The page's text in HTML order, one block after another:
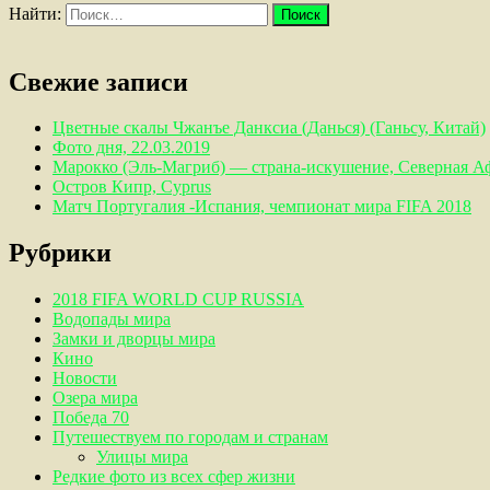
Найти:
Свежие записи
Цветные скалы Чжанъе Данксиа (Данься) (Ганьсу, Китай)
Фото дня, 22.03.2019
Марокко (Эль-Магриб) — страна-искушение, Северная
Остров Кипр, Cyprus
Матч Португалия -Испания, чемпионат мира FIFA 2018
Рубрики
2018 FIFA WORLD CUP RUSSIA
Водопады мира
Замки и дворцы мира
Кино
Новости
Озера мира
Победа 70
Путешествуем по городам и странам
Улицы мира
Редкие фото из всех сфер жизни